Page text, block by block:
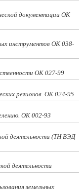
документации ОК
инструментов OK 038-
ОК 027-99
регионов. ОК 024-95
ОК 002-93
деятельности (ТН ВЭД
деятельности
земельных